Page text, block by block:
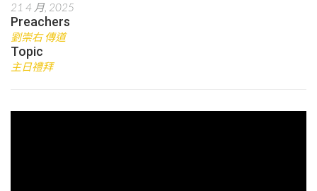
21 4 月, 2025
Preachers
劉崇右 傳道
Topic
主日禮拜